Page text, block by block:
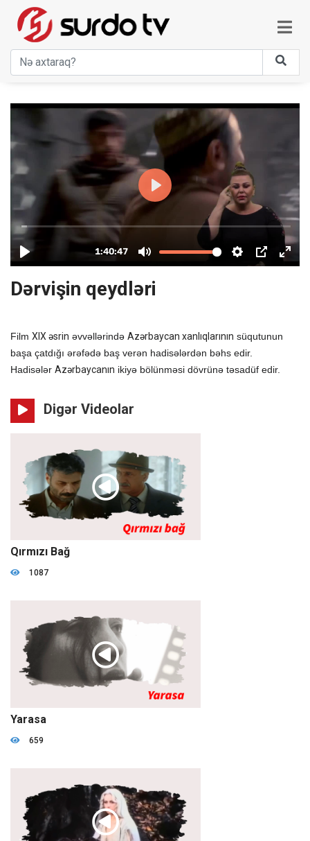
Dərvişin qeydləri
Film XIX əsrin əvvəllərində Azərbaycan xanlıqlarının süqutunun
başa çatdığı ərəfədə baş verən hadisələrdən bəhs edir.
Hadisələr Azərbaycanın ikiyə bölünməsi dövrünə təsadüf edir.
Digər Videolar
Qırmızı Bağ
1087
Yarasa
659